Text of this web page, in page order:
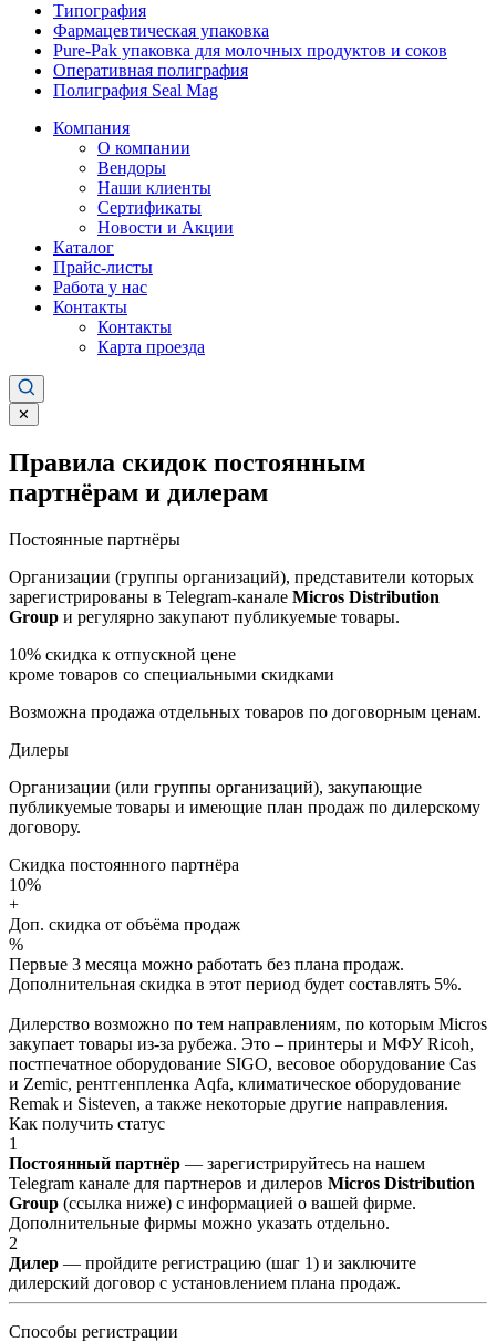
Типография
Фармацевтическая упаковка
Pure-Pak упаковка для молочных продуктов и соков
Оперативная полиграфия
Полиграфия Seal Mag
Компания
О компании
Вендоры
Наши клиенты
Сертификаты
Новости и Акции
Каталог
Прайс-листы
Работа у нас
Контакты
Контакты
Карта проезда
✕
Правила скидок постоянным
партнёрам и дилерам
Постоянные партнёры
Организации (группы организаций), представители которых
зарегистрированы в Telegram-канале Micros Distribution
Group и регулярно закупают публикуемые товары.
10% скидка к отпускной цене
кроме товаров со специальными скидками
Возможна продажа отдельных товаров по договорным ценам.
Дилеры
Организации (или группы организаций), закупающие
публикуемые товары и имеющие план продаж по дилерскому
договору.
Скидка постоянного партнёра
10%
+
Доп. скидка от объёма продаж
%
Первые 3 месяца можно работать без плана продаж.
Дополнительная скидка в этот период будет составлять 5%.
Дилерство возможно по тем направлениям, по которым Micros
закупает товары из-за рубежа. Это – принтеры и МФУ Ricoh,
постпечатное оборудование SIGO, весовое оборудование Cas
и Zemic, рентгенпленка Aqfa, климатическое оборудование
Remak и Sisteven, а также некоторые другие направления.
Как получить статус
1
Постоянный партнёр — зарегистрируйтесь на нашем
Telegram канале для партнеров и дилеров Micros Distribution
Group (ссылка ниже) с информацией о вашей фирме.
Дополнительные фирмы можно указать отдельно.
2
Дилер — пройдите регистрацию (шаг 1) и заключите
дилерский договор с установлением плана продаж.
Способы регистрации